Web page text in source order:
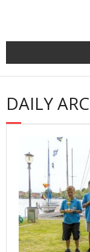
content
DAILY